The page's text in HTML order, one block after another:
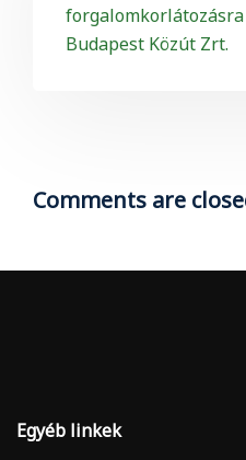
Budapest Közút Zrt.
Comments are
Egyéb linkek